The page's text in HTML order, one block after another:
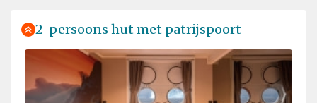
2-persoons hut met patrijspoort